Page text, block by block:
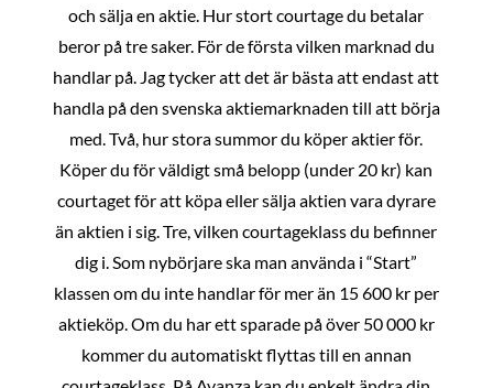
och sälja en aktie. Hur stort courtage du betalar
beror på tre saker. För de första vilken marknad du
handlar på. Jag tycker att det är bästa att endast att
handla på den svenska aktiemarknaden till att börja
med. Två, hur stora summor du köper aktier för.
Köper du för väldigt små belopp (under 20 kr) kan
courtaget för att köpa eller sälja aktien vara dyrare
än aktien i sig. Tre, vilken courtageklass du befinner
dig i. Som nybörjare ska man använda i “Start”
klassen om du inte handlar för mer än 15 600 kr per
aktieköp. Om du har ett sparade på över 50 000 kr
kommer du automatiskt flyttas till en annan